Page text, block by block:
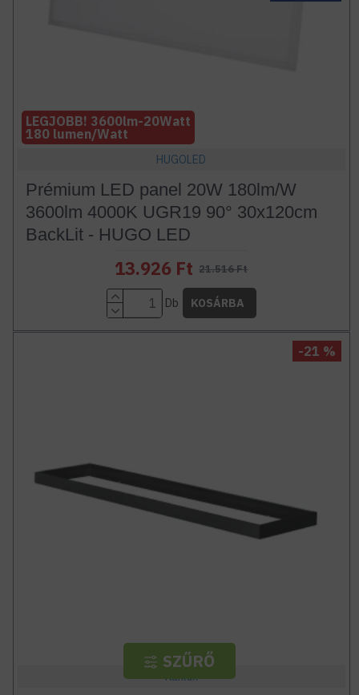
LEGJOBB! 3600lm-20Watt
180 lumen/Watt
HUGOLED
Prémium LED panel 20W 180lm/W
3600lm 4000K UGR19 90° 30x120cm
BackLit - HUGO LED
13.926 Ft 21.516 Ft
Db KOSÁRBA
-21 %
Kanlux
SZŰRŐ